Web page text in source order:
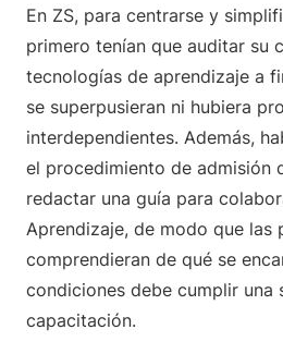
En ZS, para centrarse y
primero tenían que auditar su
tecnologías de aprendizaje a
se superpusieran ni hubiera
interdependientes. Además,
el procedimiento de admisión
redactar una guía para
Aprendizaje, de modo que las
comprendieran de qué se
condiciones debe cumplir una
capacitación.